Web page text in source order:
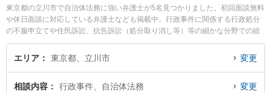
東京都の立川市で自治体法務に強い弁護士が5名見つかりました。初回面談無料
や休日面談に対応している弁護士なども掲載中。行政事件に関係する行政処分
の不服申立てや住民訴訟、抗告訴訟（処分取り消し等）等の細かな分野での絞
り込み検索もでき便利です。特にもえぎ法律事務所の草皆 楓弁護士や弁護士法
人琥珀法律事務所 立川事務所の西川 陸弁護士、弁護士法人TNLAW 支所立川ニ
ブルを今すぐに弁護士に相談したい』『自治体法務のトラブル解決の実績豊富
エリア 東京都、立川市 変更
相談内容 行政事件、自治体法務 変更